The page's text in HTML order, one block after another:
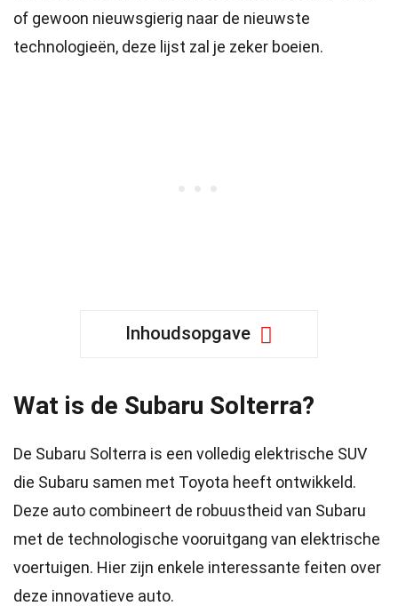
of gewoon nieuwsgierig naar de nieuwste
technologieën, deze lijst zal je zeker boeien.
Inhoudsopgave
Wat is de Subaru Solterra?
De Subaru Solterra is een volledig elektrische SUV
die Subaru samen met Toyota heeft ontwikkeld.
Deze auto combineert de robuustheid van Subaru
met de technologische vooruitgang van elektrische
voertuigen. Hier zijn enkele interessante feiten over
deze innovatieve auto.